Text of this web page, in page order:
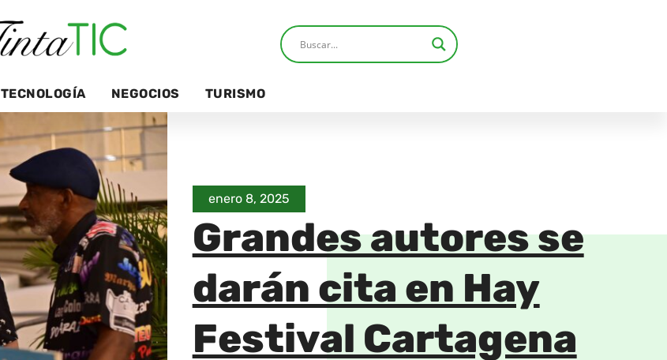
TECNOLOGÍA NEGOCIOS TURISMO
enero 8, 2025
Grandes autores se
darán cita en Hay
Festival Cartagena